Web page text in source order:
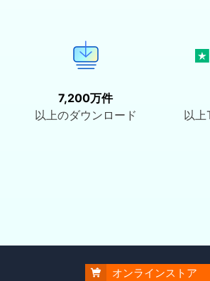
7,200万件
以上のダウンロード
以
 オンラインストア